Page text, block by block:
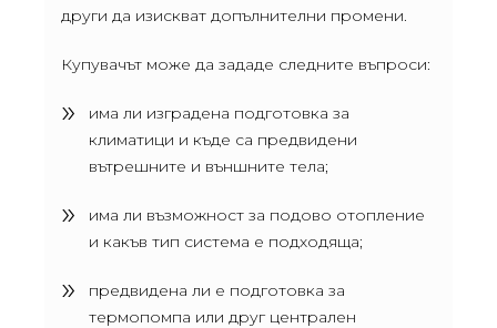
други да изискват допълнителни промени.
Купувачът може да зададе следните въпроси:
има ли изградена подготовка за
климатици и къде са предвидени
вътрешните и външните тела;
има ли възможност за подово отопление
и какъв тип система е подходяща;
предвидена ли е подготовка за
термопомпа или друг централен